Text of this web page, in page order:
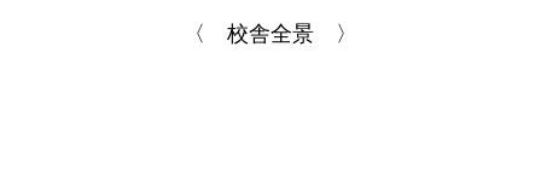
〈 校舎全景 〉